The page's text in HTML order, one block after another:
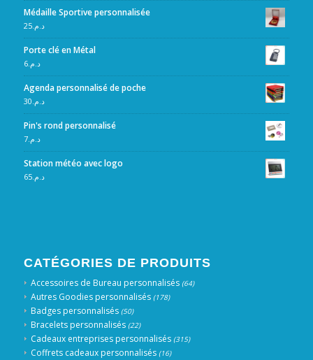
Médaille Sportive personnalisée
د.م.25
Porte clé en Métal
د.م.6
Agenda personnalisé de poche
د.م.30
Pin's rond personnalisé
د.م.7
Station météo avec logo
د.م.65
CATÉGORIES DE PRODUITS
Accessoires de Bureau personnalisés (64)
Autres Goodies personnalisés (178)
Badges personnalisés (50)
Bracelets personnalisés (22)
Cadeaux entreprises personnalisés (315)
Coffrets cadeaux personnalisés (16)